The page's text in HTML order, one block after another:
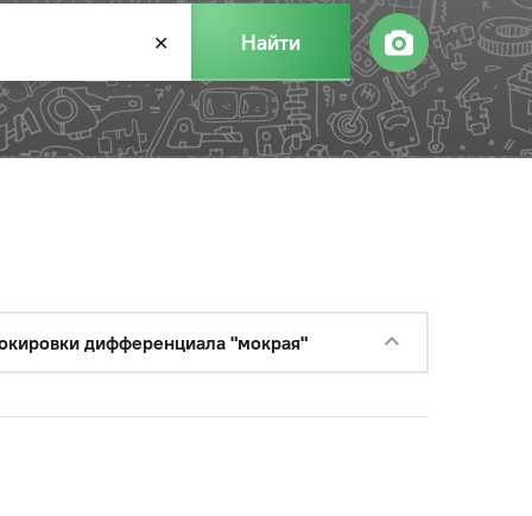
✕ Найти
дифференциала "мокрая"
НДС
− + Купить